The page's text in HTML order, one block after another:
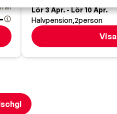
Lör 3 Apr. - Lör 10 Apr.
Halvpension 2person
Visa